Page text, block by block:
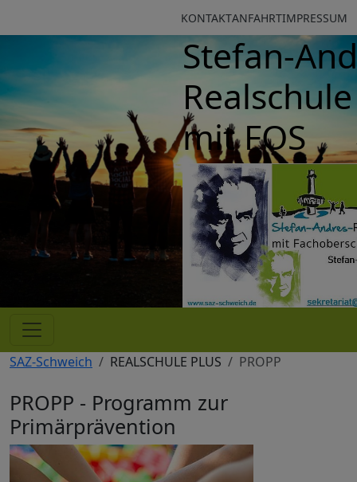
KONTAKTANFAHRTIMPRESSUM
Stefan-
Realschule
mit FOS
SAZ-Schweich REALSCHULE PLUS PROPP
PROPP - Programm zur
Primärprävention